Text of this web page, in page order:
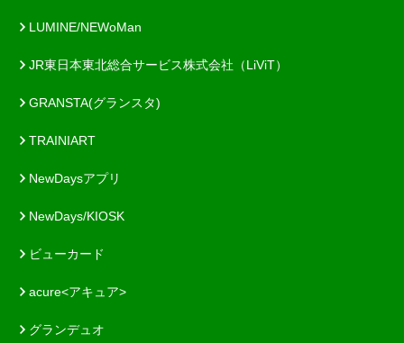
LUMINE/NEWoMan
JR東日本東北総合サービス株式会社（LiViT）
GRANSTA(グランスタ)
TRAINIART
NewDaysアプリ
NewDays/KIOSK
ビューカード
acure<アキュア>
グランデュオ